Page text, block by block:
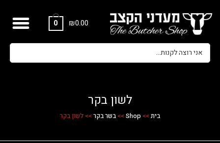
₪0.00
0
לשון בקר
בית>>
Shop
>> בשר בקר>> לשון בקר